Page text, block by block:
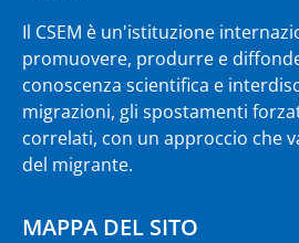
Il CSEM è un'istituzione
promuovere, produrre e
conoscenza scientifica e
migrazioni, gli spostamenti
correlati, con un approccio che
del migrante.
MAPPA DEL SITO